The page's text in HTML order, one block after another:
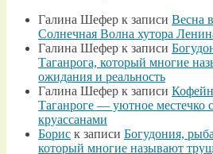
Галина Шефер к записи Весна
Солнечная Волна хутора
Галина Шефер к записи
Таганрога, который многие
ожидания и реальность
Галина Шефер к записи
Таганроге — уютное местечко
круассанами
Борис к записи Богудония,
который многие называют